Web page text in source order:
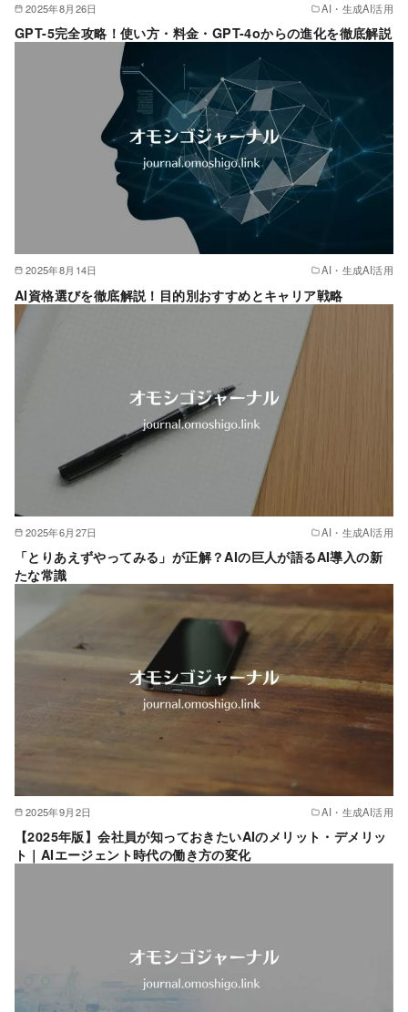
2025年8月26日 AI・生成AI活用
GPT-5完全攻略！使い方・料金・GPT-4oからの進化を徹底解説
2025年8月14日 AI・生成AI活用
AI資格選びを徹底解説！目的別おすすめとキャリア戦略
2025年6月27日 AI・生成AI活用
「とりあえずやってみる」が正解？AIの巨人が語るAI導入の新
たな常識
2025年9月2日 AI・生成AI活用
【2025年版】会社員が知っておきたいAIのメリット・デメリッ
ト｜AIエージェント時代の働き方の変化